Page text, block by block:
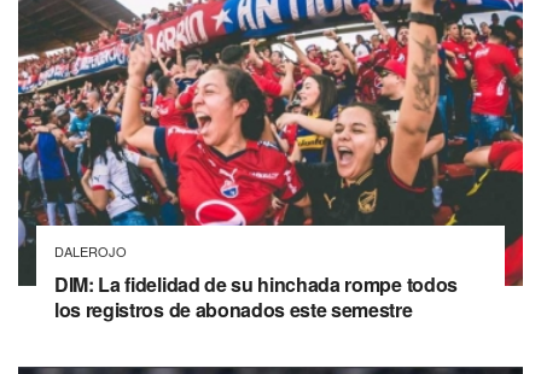
DALEROJO
DIM: La fidelidad de su hinchada rompe todos
los registros de abonados este semestre